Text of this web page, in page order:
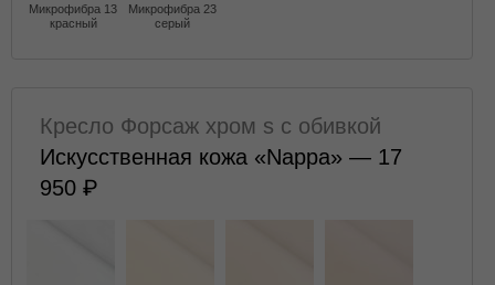
Микрофибра 13
красный
Микрофибра 23
серый
Кресло Форсаж хром s с обивкой
Искусственная кожа «Nappa» — 17
950